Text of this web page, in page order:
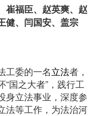
崔福臣、赵英爽、赵
健、闫国安、盖宗
工委的一名立法者，
国之大者”，践行工
身立法事业，深度参
法等工作，为法治河